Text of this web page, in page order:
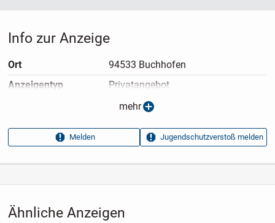
Ähnliche Anzeigen
Info zur Anzeige
Ort
94533 Buchhofen
Anzeigen­typ
Privatangebot
13.05.2026
Aufrufe dieser
9
mehr
Melden Jugendschutzverstoß melden